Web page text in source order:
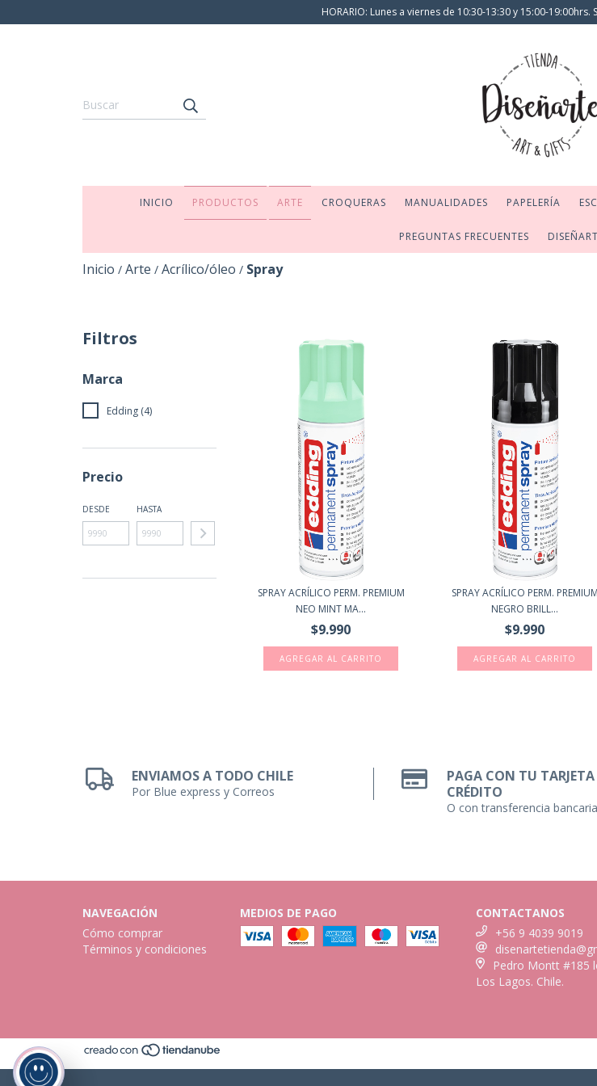
HORARIO: Lunes a viernes de 10:30-13:30 y 15:00-
INICIO PRODUCTOS ARTE CROQUERAS MANUALIDADES PAPELERÍA
PREGUNTAS FRECUENTES
Inicio / Arte / Acrílico/óleo / Spray
Filtros
Marca
Edding (4)
Precio
DESDE HASTA
SPRAY ACRÍLICO PERM. PREMIUM
NEO MINT MA...
$9.990
SPRAY ACRÍLICO PERM. PREMIUM
NEGRO BRILL...
$9.990
ENVIAMOS A TODO CHILE
Por Blue express y Correos
PAGA CON TU TARJETA
CRÉDITO
O con transferencia bancaria
NAVEGACIÓN
Cómo comprar
Términos y condiciones
MEDIOS DE PAGO
CONTACTANOS
+56 9 4039 9019
Pedro Montt #185
Los Lagos. Chile.